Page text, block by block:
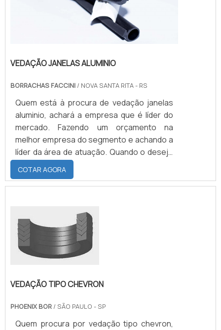
VEDAÇÃO JANELAS ALUMINIO
BORRACHAS FACCINI / NOVA SANTA RITA - RS
Quem está à procura de vedação janelas
aluminio, achará a empresa que é líder do
mercado. Fazendo um orçamento na
melhor empresa do segmento e achando a
líder da área de atuação. Quando o desejo
é por vedação janelas aluminio, com a
Borrachas Faccini alcançará proteção com
produtos que entregam durabilidade e
MAIS DETALHES SOBRE VEDAÇÃO JANELAS
ALUMINIO Há muitas maneiras eficientes de
demonstr...
COTAR AGORA
VEDAÇÃO TIPO CHEVRON
PHOENIX BOR / SÃO PAULO - SP
Quem procura por vedação tipo chevron,